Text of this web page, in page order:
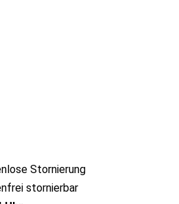
Stornierung
stornierbar